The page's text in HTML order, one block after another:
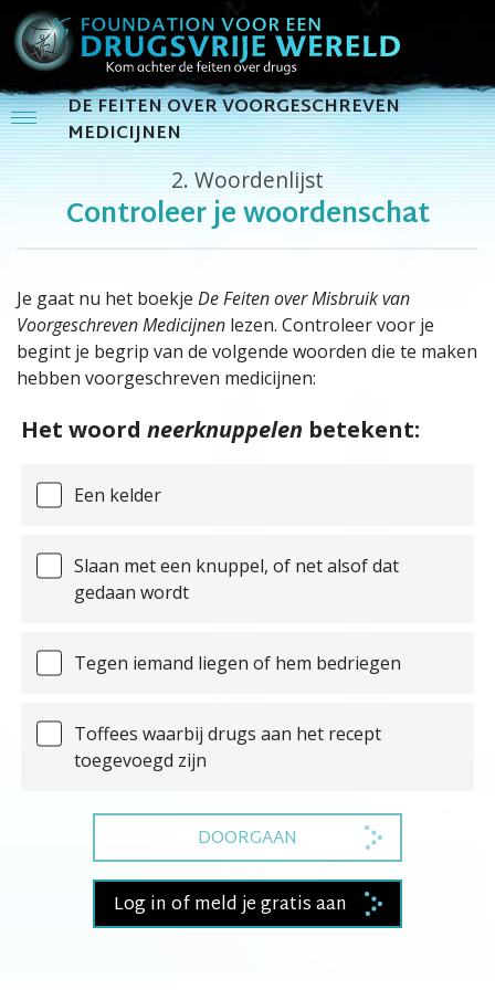
DE FEITEN OVER VOORGESCHREVEN
MEDICIJNEN
2. Woordenlijst
Controleer je woordenschat
Je gaat nu het boekje De Feiten over Misbruik van
Voorgeschreven Medicijnen lezen. Controleer voor je
begint je begrip van de volgende woorden die te maken
hebben voorgeschreven medicijnen:
Het woord neerknuppelen betekent:
Een kelder
Slaan met een knuppel, of net alsof dat
gedaan wordt
Tegen iemand liegen of hem bedriegen
Toffees waarbij drugs aan het recept
toegevoegd zijn
DOORGAAN
Log in of meld je gratis aan